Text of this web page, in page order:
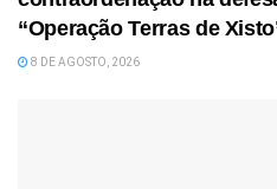
“Operação Terras de
8 DE AGOSTO, 2026